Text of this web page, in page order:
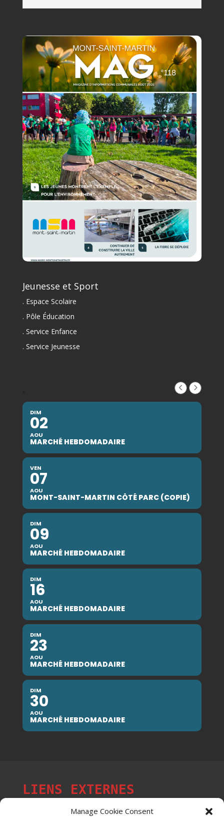
Manage Cookie Consent
Jeunesse et Sport
. Espace Scolaire
. Pôle Éducation
. Service Enfance
. Service Jeunesse
DIM
02
AOU
MARCHÉ HEBDOMADAIRE
VEN
07
AOU
MONT-SAINT-MARTIN CÔTÉ PARC (COPIE)
DIM
09
AOU
MARCHÉ HEBDOMADAIRE
DIM
16
AOU
MARCHÉ HEBDOMADAIRE
DIM
23
AOU
MARCHÉ HEBDOMADAIRE
DIM
30
AOU
MARCHÉ HEBDOMADAIRE
LIENS EXTERNES